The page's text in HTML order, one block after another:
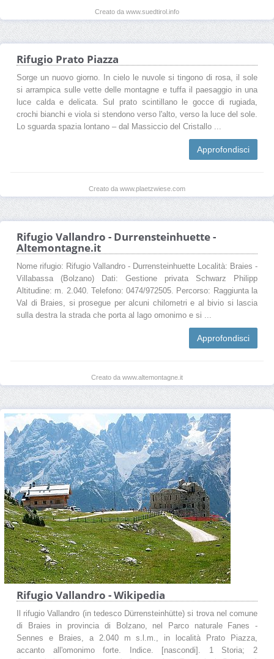
Creato da www.suedtirol.info
Rifugio Prato Piazza
Sorge un nuovo giorno. In cielo le nuvole si tingono di rosa, il sole
si arrampica sulle vette delle montagne e tuffa il paesaggio in una
luce calda e delicata. Sul prato scintillano le gocce di rugiada,
crochi bianchi e viola si stendono verso l'alto, verso la luce del sole.
Lo sguarda spazia lontano – dal Massiccio del Cristallo ...
Approfondisci
Creato da www.plaetzwiese.com
Rifugio Vallandro - Durrensteinhuette -
Altemontagne.it
Nome rifugio: Rifugio Vallandro - Durrensteinhuette Località: Braies -
Villabassa (Bolzano) Dati: Gestione privata Schwarz Philipp
Altitudine: m. 2.040. Telefono: 0474/972505. Percorso: Raggiunta la
Val di Braies, si prosegue per alcuni chilometri e al bivio si lascia
sulla destra la strada che porta al lago omonimo e si ...
Approfondisci
Creato da www.altemontagne.it
Rifugio Vallandro - Wikipedia
Il rifugio Vallandro (in tedesco Dürrensteinhütte) si trova nel comune
di Braies in provincia di Bolzano, nel Parco naturale Fanes -
Sennes e Braies, a 2.040 m s.l.m., in località Prato Piazza,
accanto all'omonimo forte. Indice. [nascondi]. 1 Storia; 2